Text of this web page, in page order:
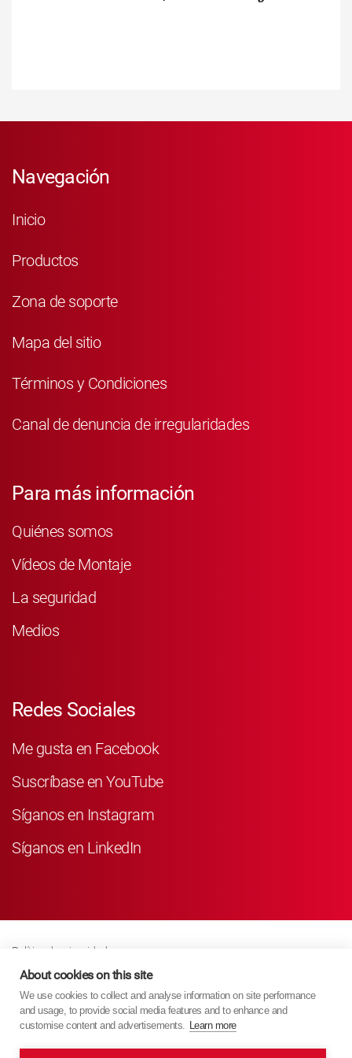
Navegación
Inicio
Productos
Zona de soporte
Mapa del sitio
Términos y Condiciones
Canal de denuncia de irregularidades
Para más información
Quiénes somos
Vídeos de Montaje
La seguridad
Medios
Redes Sociales
Me gusta en Facebook
Suscríbase en YouTube
Síganos en Instagram
Síganos en LinkedIn
Política de privacidad
Business Partner Privacy
Política De Cookies
Modern Slavery Act Policy
About cookies on this site
We use cookies to collect and analyse information on site performance
and usage, to provide social media features and to enhance and
customise content and advertisements. Learn more